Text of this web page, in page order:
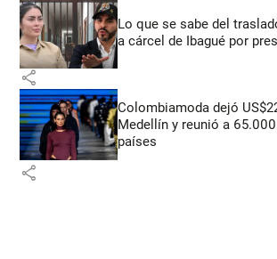
Lo que se sabe del
a cárcel de Ibagué por
share
Colombiamoda dejó
Medellín y reunió a
países
share